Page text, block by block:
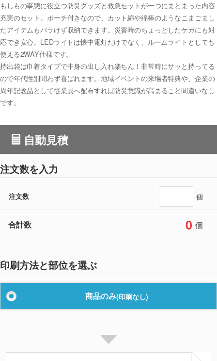
もしもの事態に役立つ防災グッズと救急セットが一つにまとまった内容
充実のセット。ポーチ付きなので、カット綿や綿棒のようなこまごまし
たアイテムもバラけず収納できます。災害時のちょっとしたケガにも対
応でき安心。LEDライトは懐中電灯だけでなく、ルームライトとしても
使える2WAY仕様です。
持出袋は巾着タイプで中身の出し入れ楽ちん！非常時にサッと持ってる
ので年代性別問わず喜ばれます。地域イベントの来場者特典や、企業の
周年記念品として従業員へ配布すれば防災意識が高まること間違いなし
です。
自動見積
注文数を入力
注文数 個
合計数 0 個
印刷方法と部位を選ぶ
商品のみ(印刷なし)